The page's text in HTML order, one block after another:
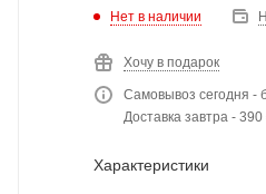
Нет в наличии
Хочу в подарок
Самовывоз сегодня -
Доставка завтра - 390
Характеристики